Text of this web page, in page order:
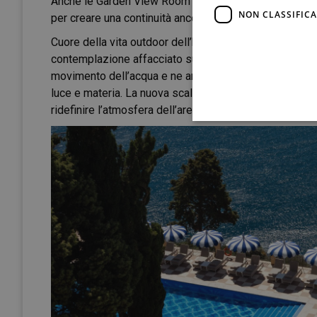
per creare una continuità ancora più fluida tra gli
Cuore della vita outdoor dell’hotel, la
contemplazione affacciato sul Mar Ionio. Il nuovo
movimento dell’acqua e ne amplifica i riflessi
luce e materia. La nuova scalinata di accesso, le
ridefinire l’atmosfera dell’area piscina, oggi ancora
NON